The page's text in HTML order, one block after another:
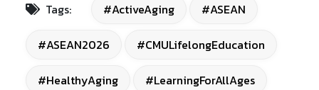
Tags: #ActiveAging #ASEAN
#ASEAN2026 #CMULifelongEducation
#HealthyAging #LearningForAllAges